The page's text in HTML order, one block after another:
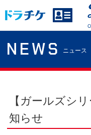
NEWS ニュース
【ガールズシ
知らせ